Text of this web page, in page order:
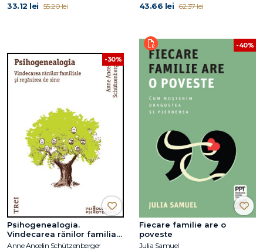
33.12 lei 55.20 lei 43.66 lei 62.37 lei
-30%
Psihogenealogia.
Vindecarea rănilor familiale
şi regăsirea de sine
Anne Ancelin Schützenberger
-40%
Fiecare familie are o
poveste
Julia Samuel